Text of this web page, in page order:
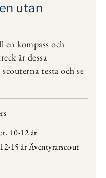
utan
kompass och
är dessa
testa och se
, 10-12 år
12-15 år Äventyrarscout